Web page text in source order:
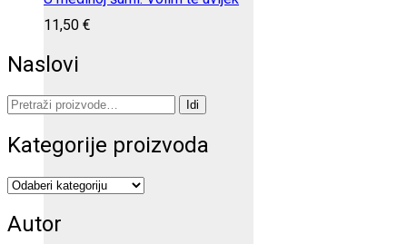
11,50 €
Naslovi
Pretraži: Idi
Kategorije proizvoda
Autor